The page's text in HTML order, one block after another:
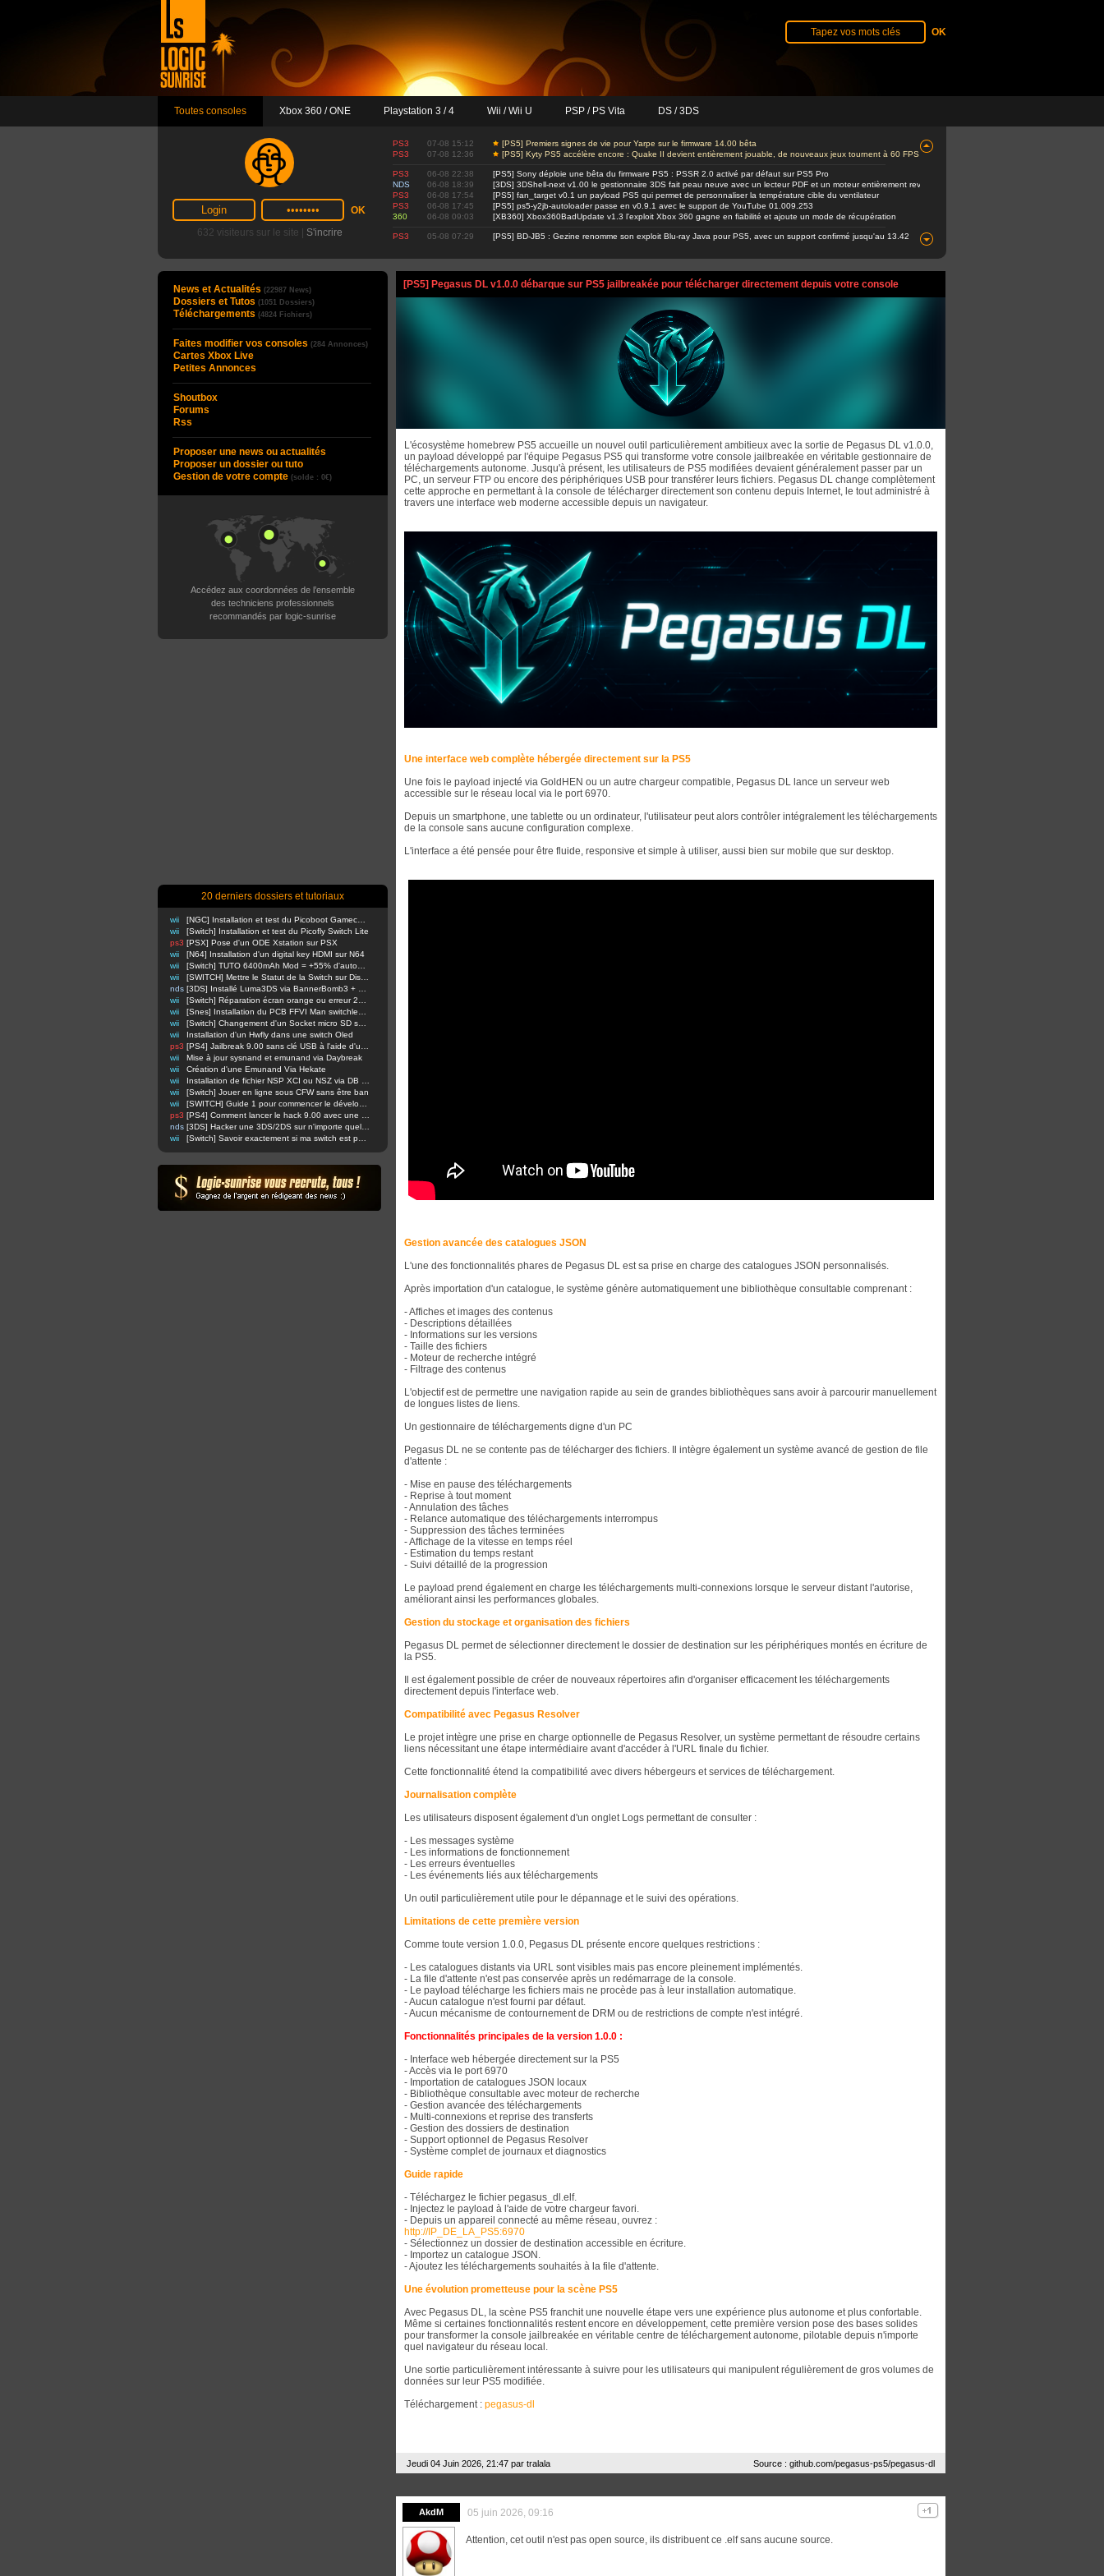
Toutes consoles Xbox 360 / ONE Playstation 3 / 4 Wii / Wii U PSP / PS Vita DS / 3DS
632 visiteurs sur le site | S'incrire
PS3 07-08 15:12
[PS5] Premiers signes de vie pour Yarpe sur le firmware 14.00 bêta
PS3
07-08 12:36 [PS5] Kyty PS5 accélère encore : Quake II devient entièrement jouable, de nouveaux jeux tournent à 60 FPS
PS3 06-08 22:38
[PS5] Sony déploie une bêta du firmware PS5 : PSSR 2.0 activé par défaut sur PS5 Pro
NDS
06-08 18:39
[3DS] 3DShell-next v1.00 le gestionnaire 3DS fait peau neuve avec un lecteur PDF et un moteur entièrement revu
PS3
06-08 17:54
[PS5] fan_target v0.1 un payload PS5 qui permet de personnaliser la température cible du ventilateur
PS3
06-08 17:45
[PS5] ps5-y2jb-autoloader passe en v0.9.1 avec le support de YouTube 01.009.253
360
06-08 09:03 [XB360] Xbox360BadUpdate v1.3 l'exploit Xbox 360 gagne en fiabilité et ajoute un mode de récupération
PS3 05-08 07:29 [PS5] BD-JB5 : Gezine renomme son exploit Blu-ray Java pour PS5, avec un support confirmé jusqu'au 13.42
News et Actualités (22987 News)
Dossiers et Tutos (1051 Dossiers)
Téléchargements (4824 Fichiers)
Faites modifier vos consoles (284 Annonces)
Cartes Xbox Live
Petites Annonces
Shoutbox
Forums
Rss
Proposer une news ou actualités
Proposer un dossier ou tuto
Gestion de votre compte (solde : 0€)
Accédez aux coordonnées de l’ensemble
des techniciens professionnels
recommandés par logic-sunrise
20 derniers dossiers et tutoriaux
wii
wii
[Switch] Installation et test du Picofly Switch Lite
ps3 [PSX] Pose d'un ODE Xstation sur PSX
wii
[N64] Installation d'un digital key HDMI sur N64
wii
wii
nds
wii
wii
wii
wii
Installation d'un Hwfly dans une switch Oled
ps3
wii
Mise à jour sysnand et emunand via Daybreak
wii
Création d'une Emunand Via Hekate
wii
wii
[Switch] Jouer en ligne sous CFW sans être ban
wii
ps3
nds
wii
[PS5] Pegasus DL v1.0.0 débarque sur PS5 jailbreakée pour télécharger directement depuis votre console
L'écosystème homebrew PS5 accueille un nouvel outil particulièrement ambitieux avec la sortie de Pegasus DL v1.0.0,
un payload développé par l'équipe Pegasus PS5 qui transforme votre console jailbreakée en véritable gestionnaire de
téléchargements autonome. Jusqu'à présent, les utilisateurs de PS5 modifiées devaient généralement passer par un
PC, un serveur FTP ou encore des périphériques USB pour transférer leurs fichiers. Pegasus DL change complètement
cette approche en permettant à la console de télécharger directement son contenu depuis Internet, le tout administré à
travers une interface web moderne accessible depuis un navigateur.
Une interface web complète hébergée directement sur la PS5
Une fois le payload injecté via GoldHEN ou un autre chargeur compatible, Pegasus DL lance un serveur web
accessible sur le réseau local via le port 6970.
Depuis un smartphone, une tablette ou un ordinateur, l'utilisateur peut alors contrôler intégralement les téléchargements
de la console sans aucune configuration complexe.
L'interface a été pensée pour être fluide, responsive et simple à utiliser, aussi bien sur mobile que sur desktop.
Gestion avancée des catalogues JSON
L'une des fonctionnalités phares de Pegasus DL est sa prise en charge des catalogues JSON personnalisés.
Après importation d'un catalogue, le système génère automatiquement une bibliothèque consultable comprenant :
- Affiches et images des contenus
- Descriptions détaillées
- Informations sur les versions
- Taille des fichiers
- Moteur de recherche intégré
- Filtrage des contenus
L'objectif est de permettre une navigation rapide au sein de grandes bibliothèques sans avoir à parcourir manuellement
de longues listes de liens.
Un gestionnaire de téléchargements digne d'un PC
Pegasus DL ne se contente pas de télécharger des fichiers. Il intègre également un système avancé de gestion de file
d'attente :
- Mise en pause des téléchargements
- Reprise à tout moment
- Annulation des tâches
- Relance automatique des téléchargements interrompus
- Suppression des tâches terminées
- Affichage de la vitesse en temps réel
- Estimation du temps restant
- Suivi détaillé de la progression
Le payload prend également en charge les téléchargements multi-connexions lorsque le serveur distant l'autorise,
améliorant ainsi les performances globales.
Gestion du stockage et organisation des fichiers
Pegasus DL permet de sélectionner directement le dossier de destination sur les périphériques montés en écriture de
la PS5.
Il est également possible de créer de nouveaux répertoires afin d'organiser efficacement les téléchargements
directement depuis l'interface web.
Compatibilité avec Pegasus Resolver
Le projet intègre une prise en charge optionnelle de Pegasus Resolver, un système permettant de résoudre certains
liens nécessitant une étape intermédiaire avant d'accéder à l'URL finale du fichier.
Cette fonctionnalité étend la compatibilité avec divers hébergeurs et services de téléchargement.
Journalisation complète
Les utilisateurs disposent également d'un onglet Logs permettant de consulter :
- Les messages système
- Les informations de fonctionnement
- Les erreurs éventuelles
- Les événements liés aux téléchargements
Un outil particulièrement utile pour le dépannage et le suivi des opérations.
Limitations de cette première version
Comme toute version 1.0.0, Pegasus DL présente encore quelques restrictions :
- Les catalogues distants via URL sont visibles mais pas encore pleinement implémentés.
- La file d'attente n'est pas conservée après un redémarrage de la console.
- Le payload télécharge les fichiers mais ne procède pas à leur installation automatique.
- Aucun catalogue n'est fourni par défaut.
- Aucun mécanisme de contournement de DRM ou de restrictions de compte n'est intégré.
Fonctionnalités principales de la version 1.0.0 :
- Interface web hébergée directement sur la PS5
- Accès via le port 6970
- Importation de catalogues JSON locaux
- Bibliothèque consultable avec moteur de recherche
- Gestion avancée des téléchargements
- Multi-connexions et reprise des transferts
- Gestion des dossiers de destination
- Support optionnel de Pegasus Resolver
- Système complet de journaux et diagnostics
Guide rapide
- Téléchargez le fichier pegasus_dl.elf.
- Injectez le payload à l'aide de votre chargeur favori.
- Depuis un appareil connecté au même réseau, ouvrez :
http://IP_DE_LA_PS5:6970
- Sélectionnez un dossier de destination accessible en écriture.
- Importez un catalogue JSON.
- Ajoutez les téléchargements souhaités à la file d'attente.
Une évolution prometteuse pour la scène PS5
Avec Pegasus DL, la scène PS5 franchit une nouvelle étape vers une expérience plus autonome et plus confortable.
Même si certaines fonctionnalités restent encore en développement, cette première version pose des bases solides
pour transformer la console jailbreakée en véritable centre de téléchargement autonome, pilotable depuis n'importe
quel navigateur du réseau local.
Une sortie particulièrement intéressante à suivre pour les utilisateurs qui manipulent régulièrement de gros volumes de
données sur leur PS5 modifiée.
Téléchargement : pegasus-dl
Jeudi 04 Juin 2026, 21:47 par tralala Source : github.com/pegasus-ps5/pegasus-dl
AkdM 05 juin 2026, 09:16
Attention, cet outil n'est pas open source, ils distribuent ce .elf sans aucune source.